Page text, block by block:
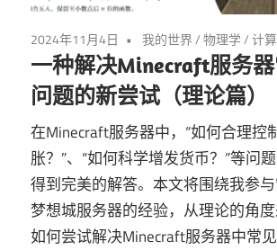
2024年11月4日 我的世界/物理学/计
一种解决Minecraft服务
问题的新尝试（理论篇）
在Minecraft服务器中，“如何合理控
胀？”、“如何科学增发货币？”等问
得到完美的解答。本文将围绕我参
梦想城服务器的经验，从理论的角
如何尝试解决Minecraft服务器中常